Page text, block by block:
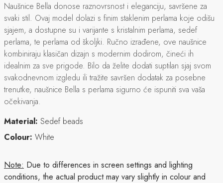
Naušnice Bella donose raznovrsnost i eleganciju, savršene za
svaki stil. Ovaj model dolazi s finim staklenim perlama koje odišu
sjajem, a dostupne su i varijante s kristalnim perlama, sedef
perlama, te perlama od školjki. Ručno izrađene, ove naušnice
kombiniraju klasičan dizajn s modernim dodirom, čineći ih
idealnim za sve prigode. Bilo da želite dodati suptilan sjaj svom
svakodnevnom izgledu ili tražite savršen dodatak za posebne
trenutke, naušnice Bella s perlama sigurno će ispuniti sva vaša
očekivanja.
Material: Sedef beads
Colour: White
Note: Due to differences in screen settings and lighting
conditions, the actual product may vary slightly in colour and